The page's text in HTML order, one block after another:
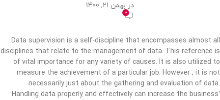
در بهمن 21, 1400
0
Data supervision is a self-discipline that encompasses almost all
disciplines that relate to the management of data. This reference is
of vital importance for any variety of causes. It is also utilized to
measure the achievement of a particular job. However , it is not
necessarily just about the gathering and evaluation of data.
Handling data properly and effectively can increase the business’